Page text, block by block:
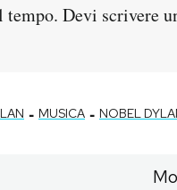
tempo. Devi scrivere
- MUSICA - NOBEL